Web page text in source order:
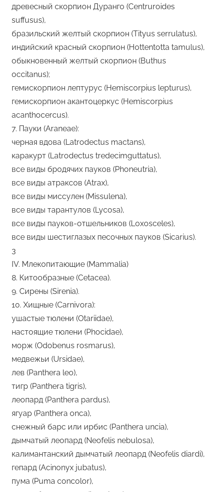
древесный скорпион Дуранго (Centruroides
suffusus),
бразильский желтый скорпион (Tityus serrulatus),
индийский красный скорпион (Hottentotta tamulus),
обыкновенный желтый скорпион (Buthus
occitanus);
гемискорпион лептурус (Hemiscorpius lepturus),
гемискорпион акантоцеркус (Hemiscorpius
acanthocercus).
7. Пауки (Araneae):
черная вдова (Latrodectus mactans),
каракурт (Latrodectus tredecimguttatus),
все виды бродячих пауков (Phoneutria),
все виды атраксов (Atrax),
все виды миссулен (Missulena),
все виды тарантулов (Lycosa),
все виды пауков-отшельников (Loxosceles),
все виды шестиглазых песочных пауков (Sicarius).
3
IV. Млекопитающие (Mammalia)
8. Китообразные (Cetacea).
9. Сирены (Sirenia).
10. Хищные (Carnivora):
ушастые тюлени (Otariidae),
настоящие тюлени (Phocidae),
морж (Odobenus rosmarus),
медвежьи (Ursidae),
лев (Panthera leo),
тигр (Panthera tigris),
леопард (Panthera pardus),
ягуар (Panthera onca),
снежный барс или ирбис (Panthera uncia),
дымчатый леопард (Neofelis nebulosa),
калимантанский дымчатый леопард (Neofelis diardi),
гепард (Acinonyx jubatus),
пума (Puma concolor),